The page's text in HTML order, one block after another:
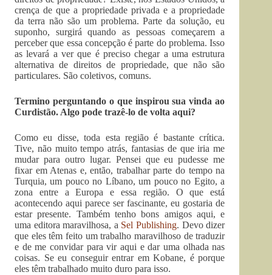
crença de que a propriedade privada e a propriedade
da terra não são um problema. Parte da solução, eu
suponho, surgirá quando as pessoas começarem a
perceber que essa concepção é parte do problema. Isso
as levará a ver que é preciso chegar a uma estrutura
alternativa de direitos de propriedade, que não são
particulares. São coletivos, comuns.
Termino perguntando o que inspirou sua vinda ao
Curdistão. Algo pode trazê-lo de volta aqui?
Como eu disse, toda esta região é bastante crítica.
Tive, não muito tempo atrás, fantasias de que iria me
mudar para outro lugar. Pensei que eu pudesse me
fixar em Atenas e, então, trabalhar parte do tempo na
Turquia, um pouco no Líbano, um pouco no Egito, a
zona entre a Europa e essa região. O que está
acontecendo aqui parece ser fascinante, eu gostaria de
estar presente. Também tenho bons amigos aqui, e
uma editora maravilhosa, a Sel Publishing. Devo dizer
que eles têm feito um trabalho maravilhoso de traduzir
e de me convidar para vir aqui e dar uma olhada nas
coisas. Se eu conseguir entrar em Kobane, é porque
eles têm trabalhado muito duro para isso.